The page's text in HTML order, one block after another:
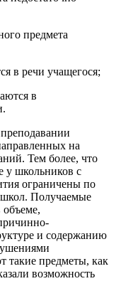
предмета
в речи учащегося;
в
на
Тем более, что
у школьников с
ограничены по
Получаемые
объеме,
и содержанию
такие предметы, как
возможность